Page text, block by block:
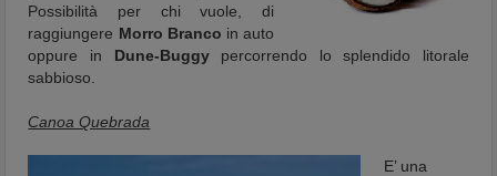
Possibilità per chi vuole, di
raggiungere Morro Branco in auto
oppure in Dune-Buggypercorrendo lo splendido litorale
sabbioso.
Canoa Quebrada
E’ una